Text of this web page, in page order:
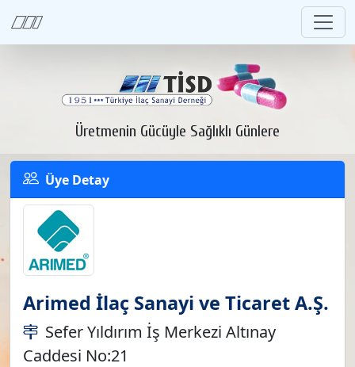
Üretmenin Gücüyle Sağlıklı Günlere
Üye Detay
Arimed İlaç Sanayi ve Ticaret A.Ş.
Sefer Yıldırım İş Merkezi Altınay
Caddesi No:21